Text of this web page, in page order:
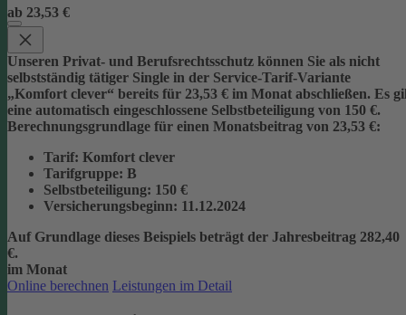
ab 23,53 €
Unseren Privat- und Berufsrechtsschutz können Sie als nicht
selbstständig tätiger Single in der Service-Tarif-Variante
„Komfort clever“ bereits für 23,53 € im Monat abschließen. Es
eine automatisch eingeschlossene Selbstbeteiligung von 150 €.
Berechnungsgrundlage für einen Monatsbeitrag von 23,53 €:
Tarif: Komfort clever
Tarifgruppe: B
Selbstbeteiligung: 150 €
Versicherungsbeginn: 11.12.2024
Auf Grundlage dieses Beispiels beträgt der Jahresbeitrag 282,40
€.
im Monat
Online berechnen Leistungen im Detail